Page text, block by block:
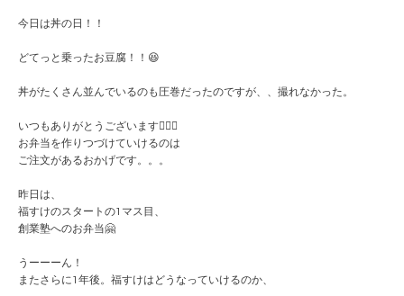
今日は丼の日！！
どてっと乗ったお豆腐！！😆
丼がたくさん並んでいるのも圧巻だったのですが、、撮れなかった。
いつもありがとうございます🙇🏻‍♀️
お弁当を作りつづけていけるのは
ご注文があるおかげです。。。
昨日は、
福すけのスタートの1マス目、
創業塾へのお弁当🤗
うーーーん！
またさらに1年後。福すけはどうなっていけるのか、